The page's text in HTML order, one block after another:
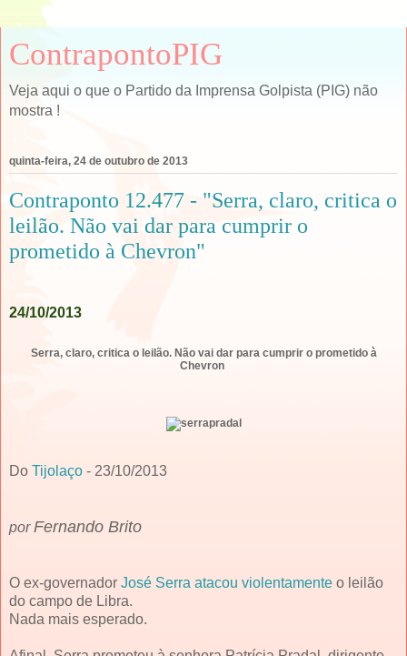
ContrapontoPIG
Veja aqui o que o Partido da Imprensa Golpista (PIG) não
mostra !
quinta-feira, 24 de outubro de 2013
Contraponto 12.477 - "Serra, claro, critica o
leilão. Não vai dar para cumprir o
prometido à Chevron"
24/10/2013
Serra, claro, critica o leilão. Não vai dar para cumprir o prometido à
Chevron
Do Tijolaço - 23/10/2013
porFernando Brito
O ex-governador José Serra atacou violentamente o leilão
do campo de Libra.
Nada mais esperado.